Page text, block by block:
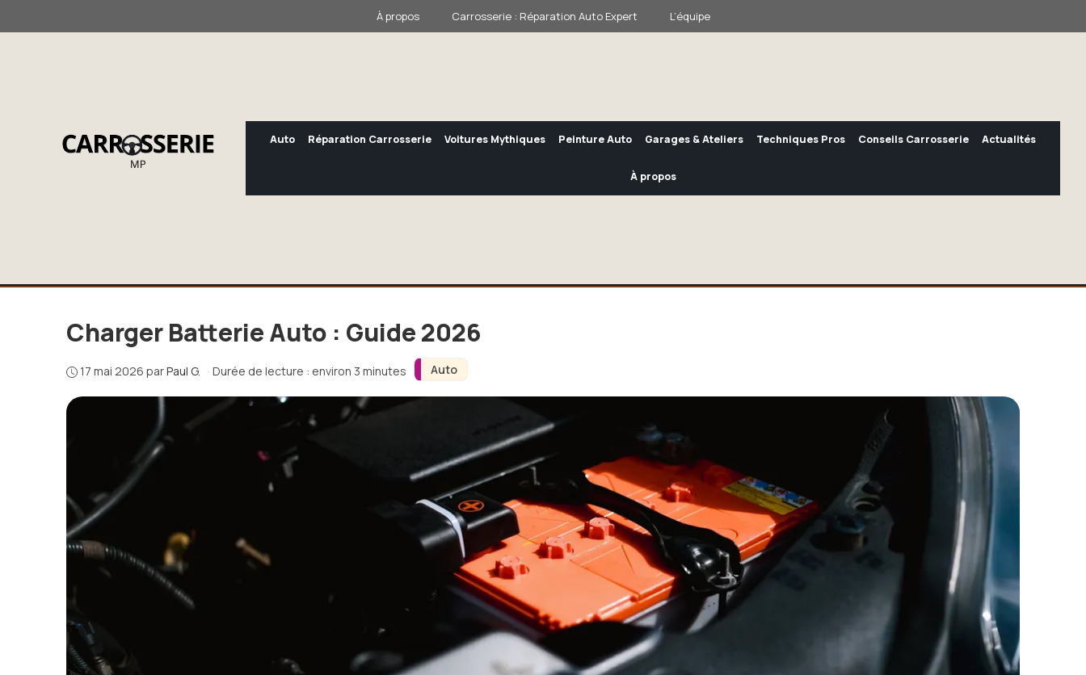
au
À propos Carrosserie : Réparation Auto Expert L’équipe
Auto Réparation Carrosserie Voitures Mythiques Peinture Auto Garages & Ateliers Techniques Pros Conseils Carrosserie Actualités
À propos
Auto
Charger Batterie Auto : Guide 2026
17 mai 2026 parPaul G. · Durée de lecture : environ 3 minutes